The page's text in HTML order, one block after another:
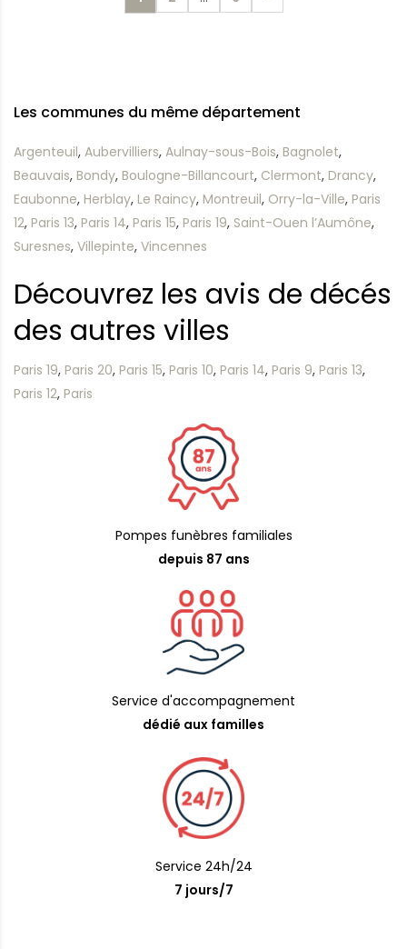
Les communes du même département
Argenteuil, Aubervilliers, Aulnay-sous-Bois, Bagnolet,
Beauvais, Bondy, Boulogne-Billancourt, Clermont, Drancy,
Eaubonne, Herblay, Le Raincy, Montreuil, Orry-la-Ville, Paris
12, Paris 13, Paris 14, Paris 15, Paris 19, Saint-Ouen l’Aumône,
Suresnes, Villepinte, Vincennes
Découvrez les avis de décés
des autres villes
Paris 19, Paris 20, Paris 15, Paris 10, Paris 14, Paris 9, Paris 13,
Paris 12, Paris
Pompes funèbres familiales
depuis 87 ans
Service d'accompagnement
dédié aux familles
Service 24h/24
7 jours/7